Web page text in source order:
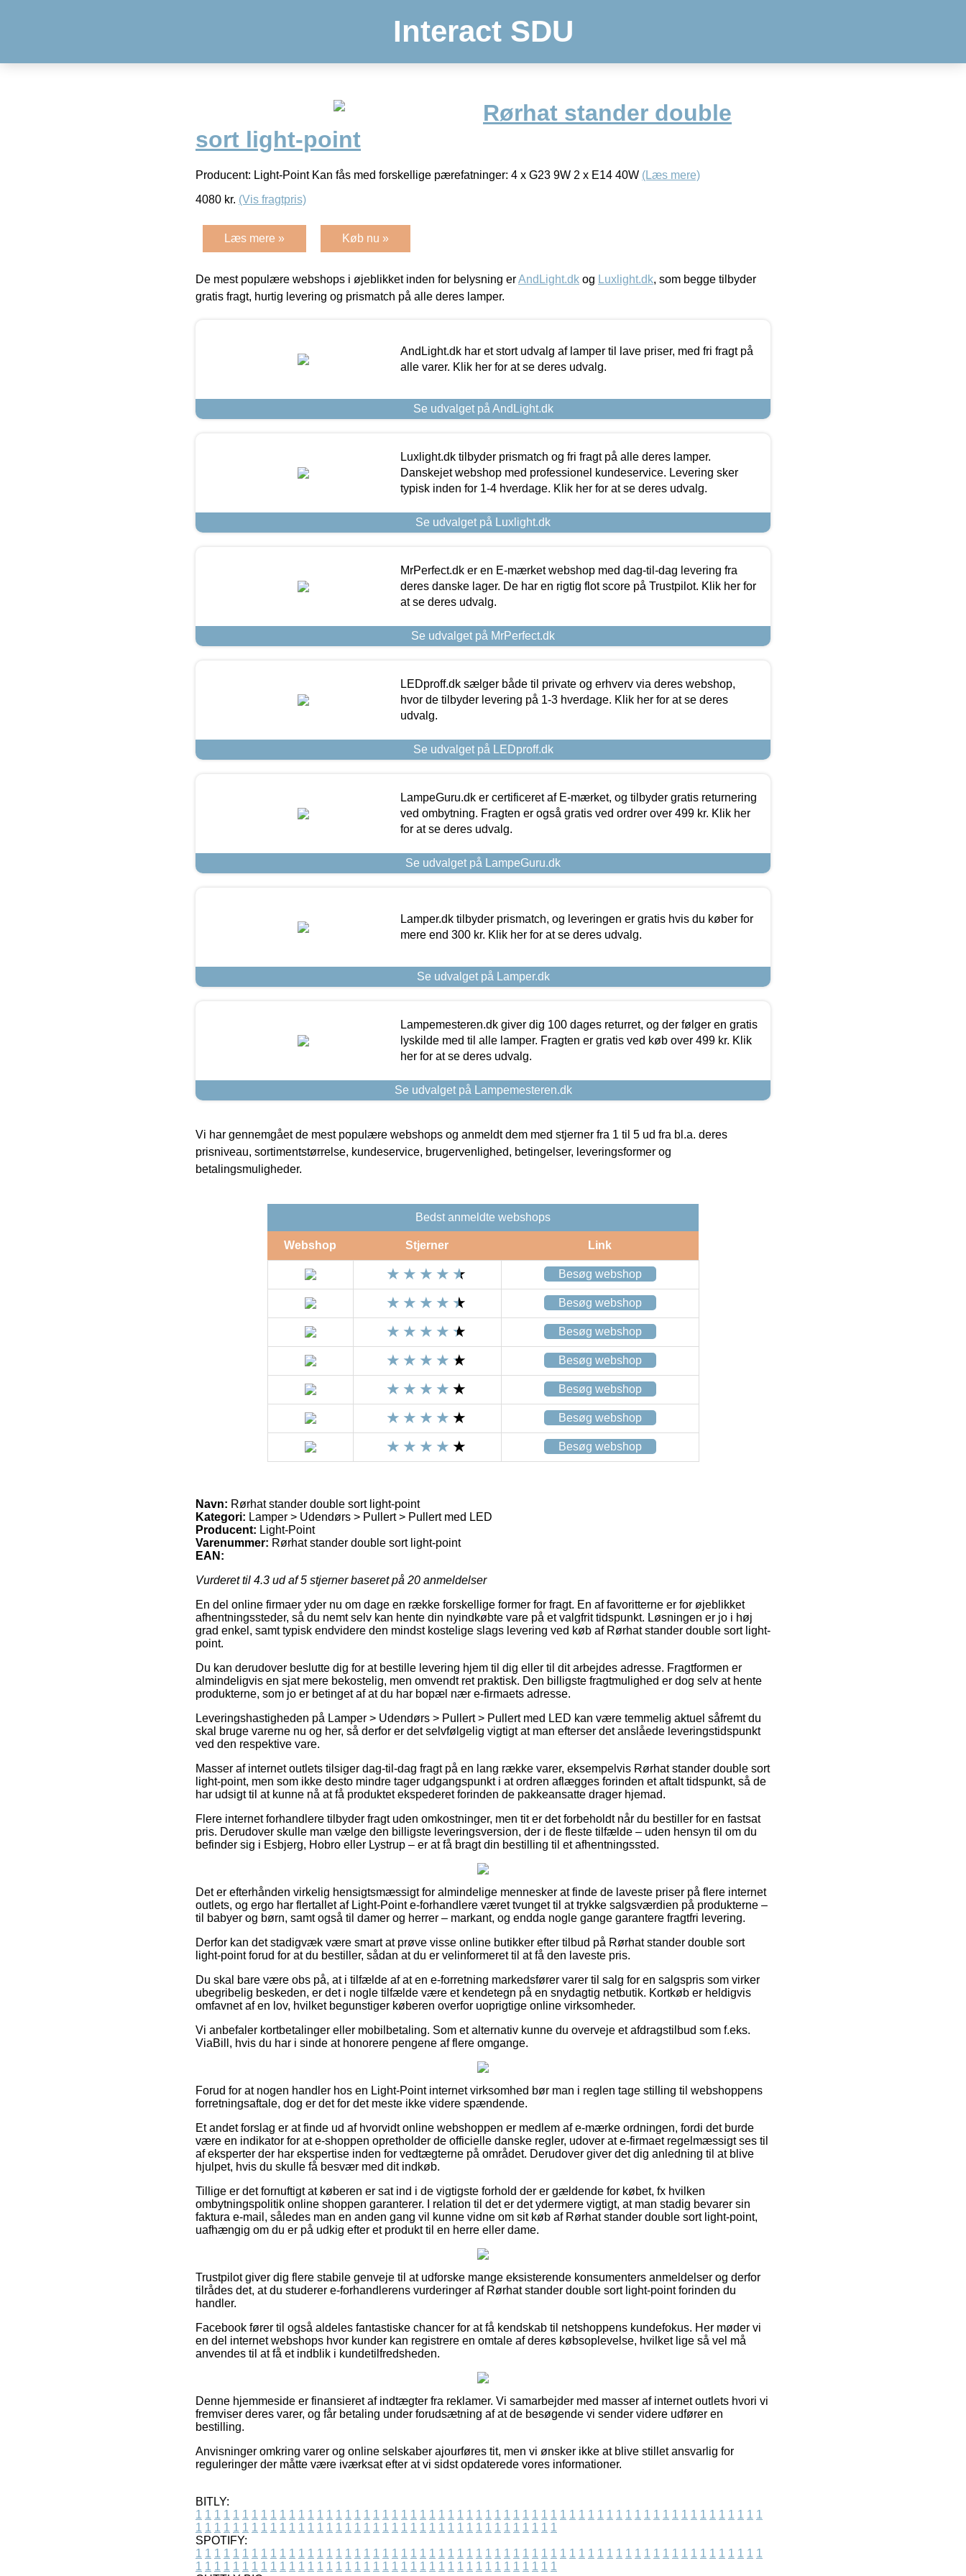
Interact SDU
Rørhat stander double
sort light-point
Producent: Light-Point Kan fås med forskellige pærefatninger: 4 x G23 9W 2 x E14 40W (Læs mere)
4080 kr. (Vis fragtpris)
Læs mere » Køb nu »
De mest populære webshops i øjeblikket inden for belysning erAndLight.dk og Luxlight.dk, som begge tilbyder
gratis fragt, hurtig levering og prismatch på alle deres lamper.
AndLight.dk har et stort udvalg af lamper til lave priser, med fri fragt på
alle varer. Klik her for at se deres udvalg.
Se udvalget på AndLight.dk
Luxlight.dk tilbyder prismatch og fri fragt på alle deres lamper.
Danskejet webshop med professionel kundeservice. Levering sker
typisk inden for 1-4 hverdage. Klik her for at se deres udvalg.
Se udvalget på Luxlight.dk
MrPerfect.dk er en E-mærket webshop med dag-til-dag levering fra
deres danske lager. De har en rigtig flot score på Trustpilot. Klik her for
at se deres udvalg.
Se udvalget på MrPerfect.dk
LEDproff.dk sælger både til private og erhverv via deres webshop,
hvor de tilbyder levering på 1-3 hverdage. Klik her for at se deres
udvalg.
Se udvalget på LEDproff.dk
LampeGuru.dk er certificeret af E-mærket, og tilbyder gratis returnering
ved ombytning. Fragten er også gratis ved ordrer over 499 kr. Klik her
for at se deres udvalg.
Se udvalget på LampeGuru.dk
Lamper.dk tilbyder prismatch, og leveringen er gratis hvis du køber for
mere end 300 kr. Klik her for at se deres udvalg.
Se udvalget på Lamper.dk
Lampemesteren.dk giver dig 100 dages returret, og der følger en gratis
lyskilde med til alle lamper. Fragten er gratis ved køb over 499 kr. Klik
her for at se deres udvalg.
Se udvalget på Lampemesteren.dk
Vi har gennemgået de mest populære webshops og anmeldt dem med stjerner fra 1 til 5 ud fra bl.a. deres
prisniveau, sortimentstørrelse, kundeservice, brugervenlighed, betingelser, leveringsformer og
betalingsmuligheder.
Bedst anmeldte webshops
Webshop Stjerner Link
Besøg webshop
Besøg webshop
Besøg webshop
Besøg webshop
Besøg webshop
Besøg webshop
Besøg webshop
Navn: Rørhat stander double sort light-point
Kategori: Lamper > Udendørs > Pullert > Pullert med LED
Producent: Light-Point
Varenummer: Rørhat stander double sort light-point
EAN:
Vurderet til 4.3 ud af 5 stjerner baseret på 20 anmeldelser
En del online firmaer yder nu om dage en række forskellige former for fragt. En af favoritterne er for øjeblikket
afhentningssteder, så du nemt selv kan hente din nyindkøbte vare på et valgfrit tidspunkt. Løsningen er jo i høj
grad enkel, samt typisk endvidere den mindst kostelige slags levering ved køb af Rørhat stander double sort light-
point.
Du kan derudover beslutte dig for at bestille levering hjem til dig eller til dit arbejdes adresse. Fragtformen er
almindeligvis en sjat mere bekostelig, men omvendt ret praktisk. Den billigste fragtmulighed er dog selv at hente
produkterne, som jo er betinget af at du har bopæl nær e-firmaets adresse.
Leveringshastigheden på Lamper > Udendørs > Pullert > Pullert med LED kan være temmelig aktuel såfremt du
skal bruge varerne nu og her, så derfor er det selvfølgelig vigtigt at man efterser det anslåede leveringstidspunkt
ved den respektive vare.
Masser af internet outlets tilsiger dag-til-dag fragt på en lang række varer, eksempelvis Rørhat stander double sort
light-point, men som ikke desto mindre tager udgangspunkt i at ordren aflægges forinden et aftalt tidspunkt, så de
har udsigt til at kunne nå at få produktet ekspederet forinden de pakkeansatte drager hjemad.
Flere internet forhandlere tilbyder fragt uden omkostninger, men tit er det forbeholdt når du bestiller for en fastsat
pris. Derudover skulle man vælge den billigste leveringsversion, der i de fleste tilfælde – uden hensyn til om du
befinder sig i Esbjerg, Hobro eller Lystrup – er at få bragt din bestilling til et afhentningssted.
Det er efterhånden virkelig hensigtsmæssigt for almindelige mennesker at finde de laveste priser på flere internet
outlets, og ergo har flertallet af Light-Point e-forhandlere været tvunget til at trykke salgsværdien på produkterne –
til babyer og børn, samt også til damer og herrer – markant, og endda nogle gange garantere fragtfri levering.
Derfor kan det stadigvæk være smart at prøve visse online butikker efter tilbud på Rørhat stander double sort
light-point forud for at du bestiller, sådan at du er velinformeret til at få den laveste pris.
Du skal bare være obs på, at i tilfælde af at en e-forretning markedsfører varer til salg for en salgspris som virker
ubegribelig beskeden, er det i nogle tilfælde være et kendetegn på en snydagtig netbutik. Kortkøb er heldigvis
omfavnet af en lov, hvilket begunstiger køberen overfor uoprigtige online virksomheder.
Vi anbefaler kortbetalinger eller mobilbetaling. Som et alternativ kunne du overveje et afdragstilbud som f.eks.
ViaBill, hvis du har i sinde at honorere pengene af flere omgange.
Forud for at nogen handler hos en Light-Point internet virksomhed bør man i reglen tage stilling til webshoppens
forretningsaftale, dog er det for det meste ikke videre spændende.
Et andet forslag er at finde ud af hvorvidt online webshoppen er medlem af e-mærke ordningen, fordi det burde
være en indikator for at e-shoppen opretholder de officielle danske regler, udover at e-firmaet regelmæssigt ses til
af eksperter der har ekspertise inden for vedtægterne på området. Derudover giver det dig anledning til at blive
hjulpet, hvis du skulle få besvær med dit indkøb.
Tillige er det fornuftigt at køberen er sat ind i de vigtigste forhold der er gældende for købet, fx hvilken
ombytningspolitik online shoppen garanterer. I relation til det er det ydermere vigtigt, at man stadig bevarer sin
faktura e-mail, således man en anden gang vil kunne vidne om sit køb af Rørhat stander double sort light-point,
uafhængig om du er på udkig efter et produkt til en herre eller dame.
Trustpilot giver dig flere stabile genveje til at udforske mange eksisterende konsumenters anmeldelser og derfor
tilrådes det, at du studerer e-forhandlerens vurderinger af Rørhat stander double sort light-point forinden du
handler.
Facebook fører til også aldeles fantastiske chancer for at få kendskab til netshoppens kundefokus. Her møder vi
en del internet webshops hvor kunder kan registrere en omtale af deres købsoplevelse, hvilket lige så vel må
anvendes til at få et indblik i kundetilfredsheden.
Denne hjemmeside er finansieret af indtægter fra reklamer. Vi samarbejder med masser af internet outlets hvori vi
fremviser deres varer, og får betaling under forudsætning af at de besøgende vi sender videre udfører en
bestilling.
Anvisninger omkring varer og online selskaber ajourføres tit, men vi ønsker ikke at blive stillet ansvarlig for
reguleringer der måtte være iværksat efter at vi sidst opdaterede vores informationer.
BITLY:
1 1 1 1 1 1 1 1 1 1 1 1 1 1 1 1 1 1 1 1 1 1 1 1 1 1 1 1 1 1 1 1 1 1 1 1 1 1 1 1 1 1 1 1 1 1 1 1 1 1 1 1 1 1 1 1 1 1 1 1 1
1 1 1 1 1 1 1 1 1 1 1 1 1 1 1 1 1 1 1 1 1 1 1 1 1 1 1 1 1 1 1 1 1 1 1 1 1 1 1
SPOTIFY:
1 1 1 1 1 1 1 1 1 1 1 1 1 1 1 1 1 1 1 1 1 1 1 1 1 1 1 1 1 1 1 1 1 1 1 1 1 1 1 1 1 1 1 1 1 1 1 1 1 1 1 1 1 1 1 1 1 1 1 1 1
1 1 1 1 1 1 1 1 1 1 1 1 1 1 1 1 1 1 1 1 1 1 1 1 1 1 1 1 1 1 1 1 1 1 1 1 1 1 1